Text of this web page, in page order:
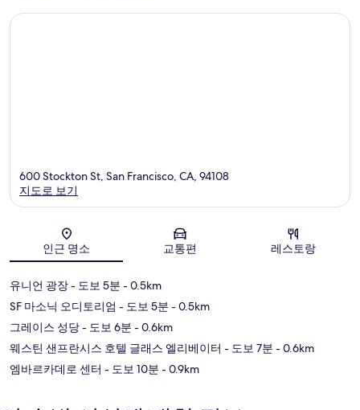
지도
600 Stockton St, San Francisco, CA, 94108
지도로 보기
인근 명소 교통편 레스토랑
유니언 광장- 도보 5분 - 0.5km
SF 마소닉 오디토리엄 - 도보 5분 - 0.5km
그레이스 성당- 도보 6분 - 0.6km
웨스틴 샌프란시스 호텔 글래스 엘리베이터 - 도보 7분 - 0.6km
엠바르카데로 센터 - 도보 10분 - 0.9km